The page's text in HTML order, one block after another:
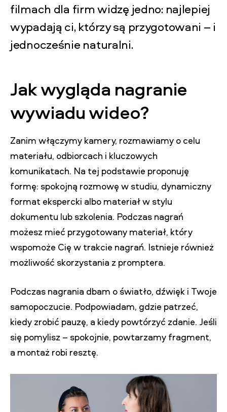
filmach dla firm widzę jedno: najlepiej
wypadają ci, którzy są przygotowani – i
jednocześnie naturalni.
Jak wygląda nagranie
wywiadu wideo?
Zanim włączymy kamery, rozmawiamy o celu
materiału, odbiorcach i kluczowych
komunikatach. Na tej podstawie proponuję
formę: spokojną rozmowę w studiu, dynamiczny
format ekspercki albo materiał w stylu
dokumentu lub szkolenia. Podczas nagrań
możesz mieć przygotowany materiał, który
wspomoże Cię w trakcie nagrań. Istnieje również
możliwość skorzystania z promptera.
Podczas nagrania dbam o światło, dźwięk i Twoje
samopoczucie. Podpowiadam, gdzie patrzeć,
kiedy zrobić pauzę, a kiedy powtórzyć zdanie. Jeśli
się pomylisz – spokojnie, powtarzamy fragment,
a montaż robi resztę.